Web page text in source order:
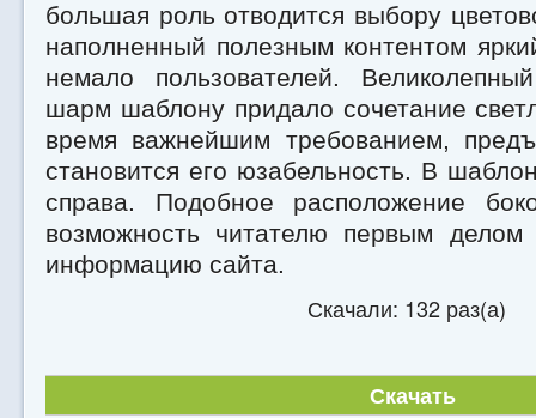
большая роль отводится выбору
наполненный полезным контентом
немало пользователей.
шарм шаблону придало сочетание
время важнейшим требованием,
становится его юзабельность. В
справа. Подобное расположение
возможность читателю первым делом
информацию сайта.
Скачали: 132 раз(а)
Скачать